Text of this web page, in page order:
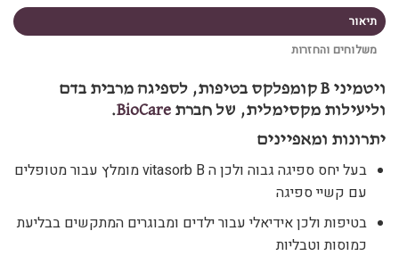
תיאור
משלוחים והחזרות
ויטמיני B קומפלקס בטיפות, לספיגה מרבית בדם
וליעילות מקסימלית, של חברת BioCare
.
יתרונות ומאפיינים
בעל יחס ספיגה גבוה ולכן ה vitasorb B מומלץ עבור מטופלים
עם קשיי ספיגה
בטיפות ולכן אידיאלי עבור ילדים ומבוגרים המתקשים בבליעת
כמוסות וטבליות